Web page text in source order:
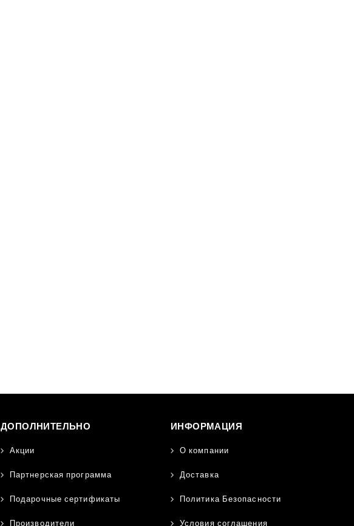
ДОПОЛНИТЕЛЬНО
Акции
Партнерская программа
Подарочные сертификаты
Производители
ИНФОРМАЦИЯ
О компании
Доставка
Политика Безопасности
Условия соглашения